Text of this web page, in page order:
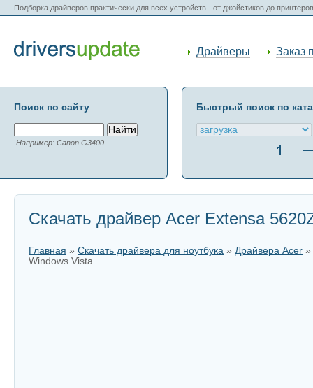
Подборка драйверов практически для всех устройств - от джойстиков до
Драйверы Заказ
Поиск по сайту
Например: Canon G3400
Быстрый поиск по
Скачать драйвер Acer Extensa
Главная » Скачать драйвера для ноутбука » Драйвера Acer »
Windows Vista